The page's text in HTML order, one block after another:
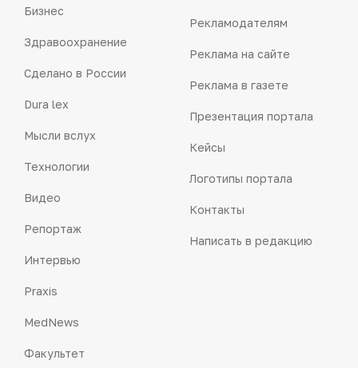
Бизнес
Здравоохранение
Сделано в России
Dura lex
Мысли вслух
Технологии
Видео
Репортаж
Интервью
Praxis
MedNews
Факультет
Рекламодателям
Реклама на сайте
Реклама в газете
Презентация портала
Кейсы
Логотипы портала
Контакты
Написать в редакцию